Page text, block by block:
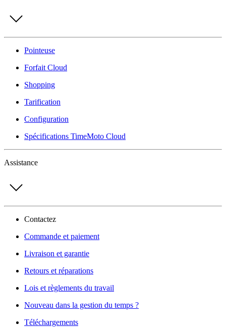
Pointeuse
Forfait Cloud
Shopping
Tarification
Configuration
Spécifications TimeMoto Cloud
Assistance
Contactez
Commande et paiement
Livraison et garantie
Retours et réparations
Lois et règlements du travail
Nouveau dans la gestion du temps ?
Téléchargements